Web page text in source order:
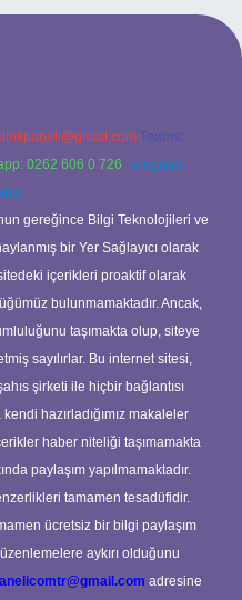
Teams:
0262 606 0 726 Telegram:
gereğince Bilgi Teknolojileri ve
bir Yer Sağlayıcı olarak
içerikleri proaktif olarak
bulunmamaktadır. Ancak,
taşımakta olup, siteye
sayılırlar. Bu internet sitesi,
şirketi ile hiçbir bağlantısı
hazırladığımız makaleler
haber niteliği taşımamakta
paylaşım yapılmamaktadır.
tamamen tesadüfidir.
ücretsiz bir bilgi paylaşım
aykırı olduğunu
adresine